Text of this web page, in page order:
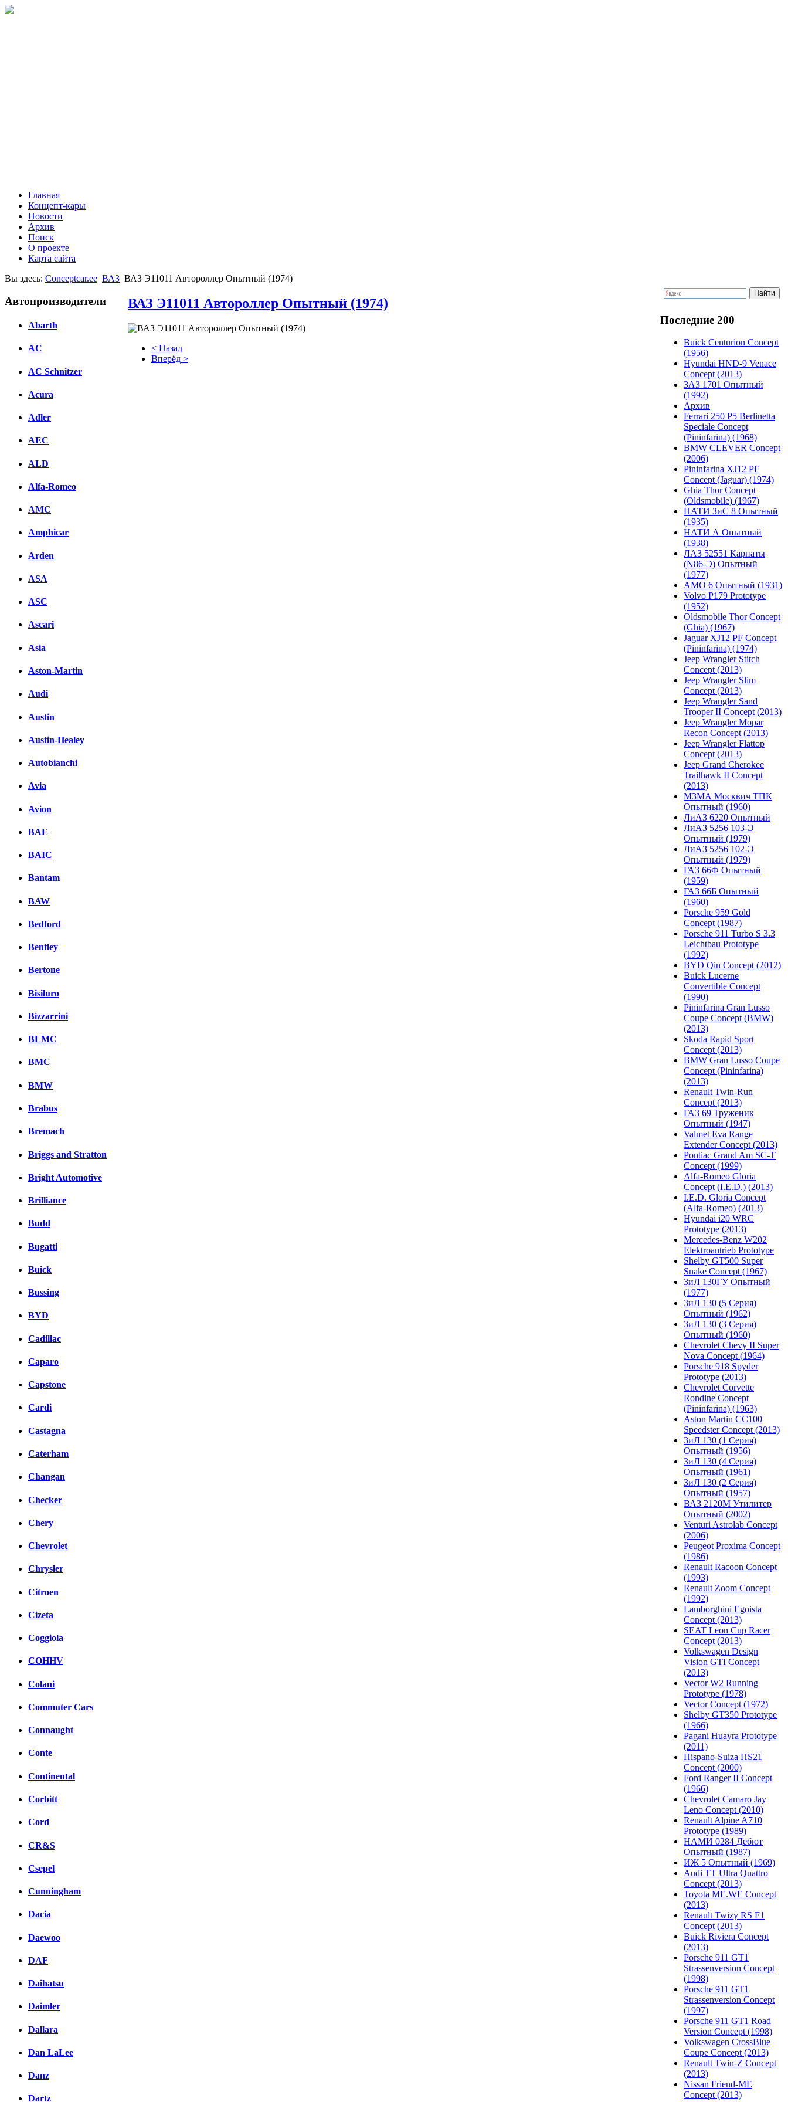
Главная
Концепт-кары
Новости
Архив
Поиск
О проекте
Карта сайта
Вы здесь: Conceptcar.ee ВАЗ ВАЗ Э11011 Автороллер Опытный (1974)
Автопроизводители
Abarth
AC
AC Schnitzer
Acura
Adler
AEC
ALD
Alfa-Romeo
AMC
Amphicar
Arden
ASA
ASC
Ascari
Asia
Aston-Martin
Audi
Austin
Austin-Healey
Autobianchi
Avia
Avion
BAE
BAIC
Bantam
BAW
Bedford
Bentley
Bertone
Bisiluro
Bizzarrini
BLMC
BMC
BMW
Brabus
Bremach
Briggs and Stratton
Bright Automotive
Brilliance
Budd
Bugatti
Buick
Bussing
BYD
Cadillac
Caparo
Capstone
Cardi
Castagna
Caterham
Changan
Checker
Chery
Chevrolet
Chrysler
Citroen
Cizeta
Coggiola
COHHV
Colani
Commuter Cars
Connaught
Conte
Continental
Corbitt
Cord
CR&S
Csepel
Cunningham
Dacia
Daewoo
DAF
Daihatsu
Daimler
Dallara
Dan LaLee
Danz
Dartz
ВАЗ Э11011 Автороллер Опытный (1974)
< Назад
Вперёд >
Последние 200
Buick Centurion Concept
(1956)
Hyundai HND-9 Venace
Concept (2013)
ЗАЗ 1701 Опытный
(1992)
Архив
Ferrari 250 P5 Berlinetta
Speciale Concept
(Pininfarina) (1968)
BMW CLEVER Concept
(2006)
Pininfarina XJ12 PF
Concept (Jaguar) (1974)
Ghia Thor Concept
(Oldsmobile) (1967)
НАТИ ЗиС 8 Опытный
(1935)
НАТИ А Опытный
(1938)
ЛАЗ 52551 Карпаты
(N86-Э) Опытный
(1977)
АМО 6 Опытный (1931)
Volvo P179 Prototype
(1952)
Oldsmobile Thor Concept
(Ghia) (1967)
Jaguar XJ12 PF Concept
(Pininfarina) (1974)
Jeep Wrangler Stitch
Concept (2013)
Jeep Wrangler Slim
Concept (2013)
Jeep Wrangler Sand
Trooper II Concept (2013)
Jeep Wrangler Mopar
Recon Concept (2013)
Jeep Wrangler Flattop
Concept (2013)
Jeep Grand Cherokee
Trailhawk II Concept
(2013)
МЗМА Москвич ТПК
Опытный (1960)
ЛиАЗ 6220 Опытный
ЛиАЗ 5256 103-Э
Опытный (1979)
ЛиАЗ 5256 102-Э
Опытный (1979)
ГАЗ 66Ф Опытный
(1959)
ГАЗ 66Б Опытный
(1960)
Porsche 959 Gold
Concept (1987)
Porsche 911 Turbo S 3.3
Leichtbau Prototype
(1992)
BYD Qin Concept (2012)
Buick Lucerne
Convertible Concept
(1990)
Pininfarina Gran Lusso
Coupe Concept (BMW)
(2013)
Skoda Rapid Sport
Concept (2013)
BMW Gran Lusso Coupe
Concept (Pininfarina)
(2013)
Renault Twin-Run
Concept (2013)
ГАЗ 69 Труженик
Опытный (1947)
Valmet Eva Range
Extender Concept (2013)
Pontiac Grand Am SC-T
Concept (1999)
Alfa-Romeo Gloria
Concept (I.E.D.) (2013)
I.E.D. Gloria Concept
(Alfa-Romeo) (2013)
Hyundai i20 WRC
Prototype (2013)
Mercedes-Benz W202
Elektroantrieb Prototype
Shelby GT500 Super
Snake Concept (1967)
ЗиЛ 130ГУ Опытный
(1977)
ЗиЛ 130 (5 Серия)
Опытный (1962)
ЗиЛ 130 (3 Серия)
Опытный (1960)
Chevrolet Chevy II Super
Nova Concept (1964)
Porsche 918 Spyder
Prototype (2013)
Chevrolet Corvette
Rondine Concept
(Pininfarina) (1963)
Aston Martin CC100
Speedster Concept (2013)
ЗиЛ 130 (1 Серия)
Опытный (1956)
ЗиЛ 130 (4 Серия)
Опытный (1961)
ЗиЛ 130 (2 Серия)
Опытный (1957)
ВАЗ 2120М Утилитер
Опытный (2002)
Venturi Astrolab Concept
(2006)
Peugeot Proxima Concept
(1986)
Renault Racoon Concept
(1993)
Renault Zoom Concept
(1992)
Lamborghini Egoista
Concept (2013)
SEAT Leon Cup Racer
Concept (2013)
Volkswagen Design
Vision GTI Concept
(2013)
Vector W2 Running
Prototype (1978)
Vector Concept (1972)
Shelby GT350 Prototype
(1966)
Pagani Huayra Prototype
(2011)
Hispano-Suiza HS21
Concept (2000)
Ford Ranger II Concept
(1966)
Chevrolet Camaro Jay
Leno Concept (2010)
Renault Alpine A710
Prototype (1989)
НАМИ 0284 Дебют
Опытный (1987)
ИЖ 5 Опытный (1969)
Audi TT Ultra Quattro
Concept (2013)
Toyota ME.WE Concept
(2013)
Renault Twizy RS F1
Concept (2013)
Buick Riviera Concept
(2013)
Porsche 911 GT1
Strassenversion Concept
(1998)
Porsche 911 GT1
Strassenversion Concept
(1997)
Porsche 911 GT1 Road
Version Concept (1998)
Volkswagen CrossBlue
Coupe Concept (2013)
Renault Twin-Z Concept
(2013)
Nissan Friend-ME
Concept (2013)